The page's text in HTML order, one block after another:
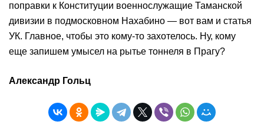
поправки к Конституции военнослужащие Таманской
дивизии в подмосковном Нахабино — вот вам и статья
УК. Главное, чтобы это кому-то захотелось. Ну, кому
еще запишем умысел на рытье тоннеля в Прагу?
Александр Гольц